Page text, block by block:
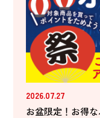
2026.07.27
お盆限定！お得